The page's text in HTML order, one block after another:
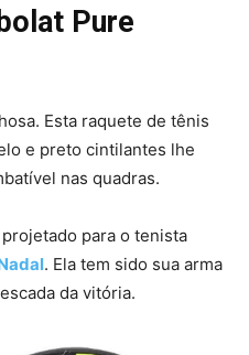
Pure
Esta raquete de tênis
e preto cintilantes lhe
nas quadras.
para o tenista
. Ela tem sido sua arma
da vitória.